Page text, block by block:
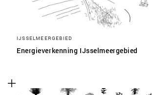
IJSSELMEERGEBIED
Energieverkenning IJsselmeergebied